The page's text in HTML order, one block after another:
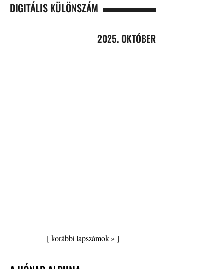
DIGITÁLIS KÜLÖNSZÁM
2025. OKTÓBER
[korábbi lapszámok » ]